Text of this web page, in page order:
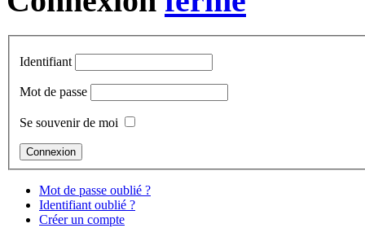
Identifiant
Mot de passe
Se souvenir de moi
Mot de passe oublié ?
Identifiant oublié ?
Créer un compte